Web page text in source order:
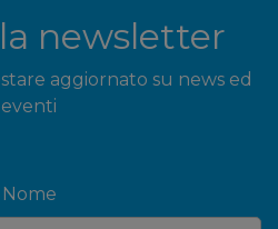
newsletter
aggiornato su news ed
eventi
Nome